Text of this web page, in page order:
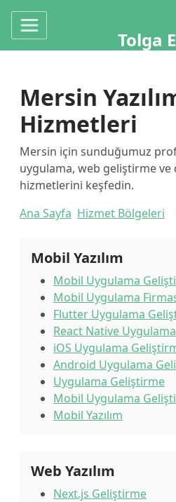
Tolga
Mersin
Hizmetleri
Mersin için sunduğumuz
uygulama, web geliştirme ve
hizmetlerini keşfedin.
Ana Sayfa Hizmet Bölgeleri
Mobil Yazılım
Mobil Uygulama
Mobil Uygulama
Flutter Uygulama
React Native
iOS Uygulama
Android Uygulama
Uygulama Geliştirme
Mobil Uygulama
Mobil Yazılım
Web Yazılım
Next.js Geliştirme